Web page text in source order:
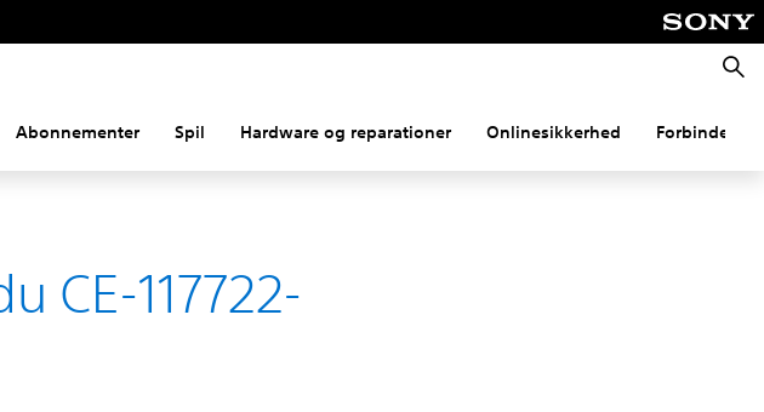
Søg
Abonnementer Spil Hardware og reparationer Onlinesikkerhed Forbindelse
CE-117722-